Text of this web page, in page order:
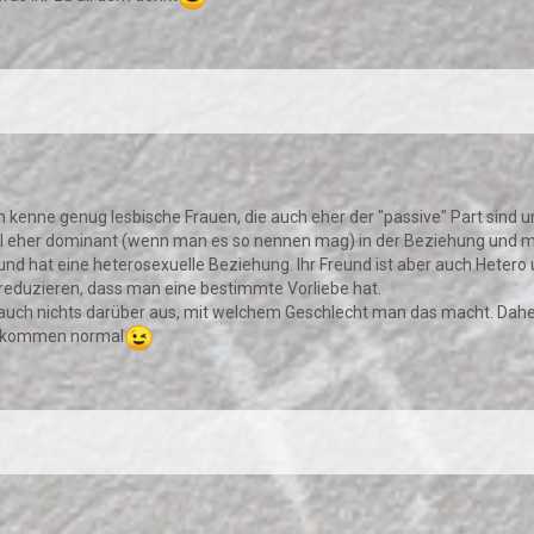
genug lesbische Frauen, die auch eher der "passive" Part sind
dominant (wenn man es so nennen mag) in der Beziehung und
hat eine heterosexuelle Beziehung. Ihr Freund ist aber auch
dass man eine bestimmte Vorliebe hat.
nichts darüber aus, mit welchem Geschlecht man das macht.
normal